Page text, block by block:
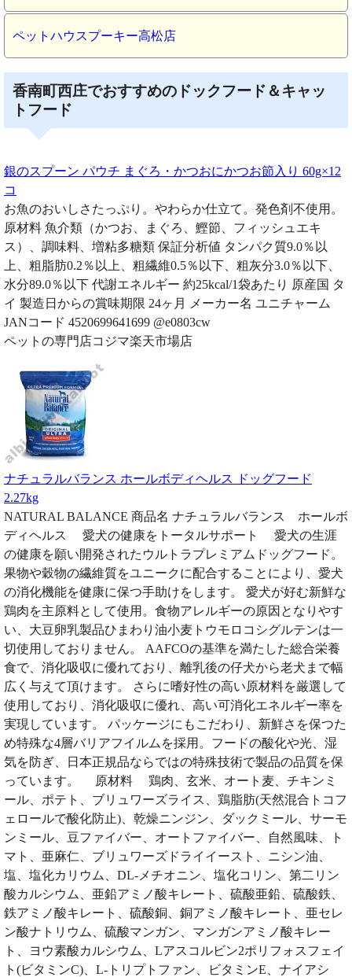
ペットハウスプーキー高松店
香南町西庄でおすすめのドックフード＆キャッ
トフード
銀のスプーン パウチ まぐろ・かつおにかつお節入り 60g×12
コ
お魚のおいしさたっぷり。やわらか仕立て。発色剤不使用。
原材料 魚介類（かつお、まぐろ、鰹節、フィッシュエキ
ス）、調味料、増粘多糖類 保証分析値 タンパク質9.0％以
上、粗脂肪0.2％以上、粗繊維0.5％以下、粗灰分3.0％以下、
水分89.0％以下 代謝エネルギー 約25kcal/1袋あたり 原産国 タ
イ 製造日からの賞味期限 24ヶ月 メーカー名 ユニチャーム
JANコード 4520699641699 @e0803cw
ペットの専門店コジマ楽天市場店
ナチュラルバランス ホールボディヘルス ドッグフード
2.27kg
NATURAL BALANCE 商品名 ナチュラルバランス ホールボ
ディヘルス 愛犬の健康をトータルサポート 愛犬の生涯
の健康を願い開発されたウルトラプレミアムドッグフード。
果物や穀物の繊維質をユニークに配合することにより、愛犬
の消化機能を健康に保つ手助けをします。 愛犬が好む新鮮な
鶏肉を主原料として使用。食物アレルギーの原因となりやす
い、大豆卵乳製品ひまわり油小麦トウモロコシグルテンは一
切使用しておりません。 AAFCOの基準を満たした総合栄養
食で、消化吸収に優れており、離乳後の仔犬から老犬まで幅
広く与えて頂けます。 さらに嗜好性の高い原材料を厳選して
使用しており、消化吸収に優れ、高い可消化エネルギー率を
実現しています。 パッケージにもこだわり、新鮮さを保つた
め特殊な4層バリアフイルムを採用。フードの酸化や光、湿
気を防ぎ、日本正規品ならではの特殊技術で製品の品質を保
っています。 原材料 鶏肉、玄米、オート麦、チキンミ
ール、ポテト、ブリュワーズライス、鶏脂肪(天然混合トコフ
ェロールで酸化防止)、乾燥ニンジン、ダックミール、サーモ
ンミール、豆ファイバー、オートファイバー、自然風味、ト
マト、亜麻仁、ブリュワーズドライイースト、ニシン油、
塩、塩化カリウム、DL-メチオニン、塩化コリン、第二リン
酸カルシウム、亜鉛アミノ酸キレート、硫酸亜鉛、硫酸鉄、
鉄アミノ酸キレート、硫酸銅、銅アミノ酸キレート、亜セレ
ン酸ナトリウム、硫酸マンガン、マンガンアミノ酸キレー
ト、ヨウ素酸カルシウム、Lアスコルビン2ポリフォスフェイ
ト(ビタミンC)、L-トリプトファン、ビタミンE、ナイアシ